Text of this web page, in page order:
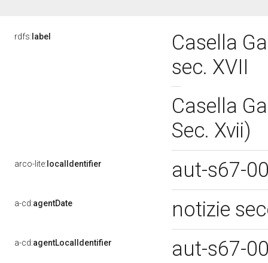
rdfs: label
Casella
sec. XVII
Casella
Sec. Xvii)
arco-lite: localIdentifier aut-s67-
a-cd:agentDate notizie
a-cd:agentLocalIdentifier aut-s67-